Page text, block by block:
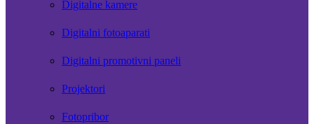
Digitalne kamere
Digitalni fotoaparati
Digitalni promotivni paneli
Projektori
Fotopribor